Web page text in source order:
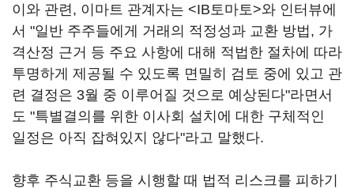
이와 관련, 이마트 관계자는 <IB토마토>와 인터뷰에
서 "일반 주주들에게 거래의 적정성과 교환 방법, 가
격산정 근거 등 주요 사항에 대해 적법한 절차에 따라
투명하게 제공될 수 있도록 면밀히 검토 중에 있고 관
련 결정은 3월 중 이루어질 것으로 예상된다"라면서
도 "특별결의를 위한 이사회 설치에 대한 구체적인
일정은 아직 잡혀있지 않다"라고 말했다.
향후 주식교환 등을 시행할 때 법적 리스크를 피하기